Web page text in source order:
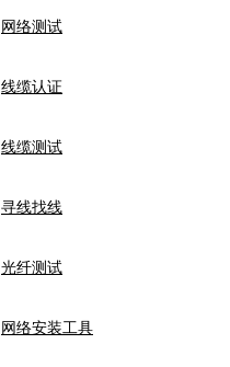
网络测试
线缆认证
线缆测试
寻线找线
光纤测试
网络安装工具